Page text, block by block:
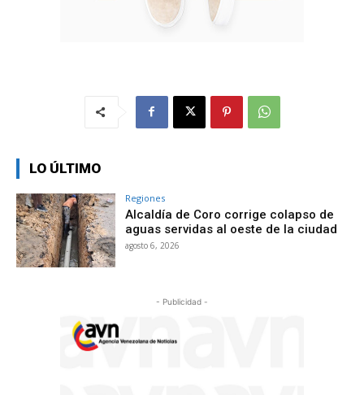
LO ÚLTIMO
Regiones
Alcaldía de Coro corrige colapso de
aguas servidas al oeste de la ciudad
agosto 6, 2026
- Publicidad -